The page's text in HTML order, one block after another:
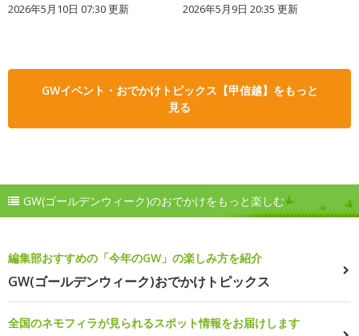
2026年5月10日 07:30 更新 2026年5月9日 20:35 更新
GWイベント・おでかけトピックス【甲信越】をもっと
見る
GW(ゴールデンウィーク)のおでかけをもっと楽しむ
編集部おすすめの「今年のGW」の楽しみ方を紹介
GW(ゴールデンウィーク)おでかけトピックス
全国のネモフィラが見られるスポット情報をお届けします